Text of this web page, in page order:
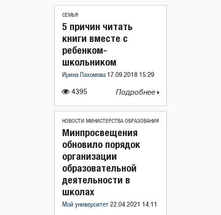
СЕМЬЯ
4395
5 причин читать
книги вместе с
ребенком-
школьником
Ирина Пахомова 17.09.2018 15:29
Подробнее
НОВОСТИ МИНИСТЕРСТВА ОБРАЗОВАНИЯ
Минпросвещения
обновило порядок
организации
образовательной
деятельности в
школах
Мой университет 22.04.2021 14:11